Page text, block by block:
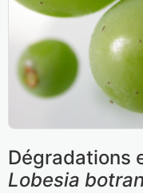
Dégradations
Lobesia